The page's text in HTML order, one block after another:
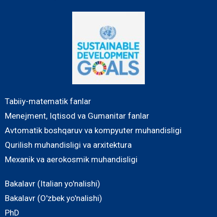
Tabiiy-matematik fanlar
Menejment, Iqtisod va Gumanitar fanlar
Avtomatik boshqaruv va kompyuter muhandisligi
Qurilish muhandisligi va arxitektura
Mexanik va aerokosmik muhandisligi
Bakalavr (Italian yo'nalishi)
Bakalavr (O'zbek yo'nalishi)
PhD